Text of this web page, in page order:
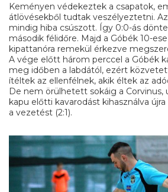
Keményen védekeztek a csapatok,
átlövésekből tudtak veszélyeztetni.
mindig hiba csúszott. Így 0:0-ás
második félidőre. Majd a Góbék 10-
kipattanóra remekül érkezve
A vége előtt három perccel a Góbék
meg időben a labdától, ezért
ítéltek az ellenfélnek, akik éltek az
De nem örülhetett sokáig a Corvinus,
kapu előtti kavarodást kihasználva
a vezetést (2:1).